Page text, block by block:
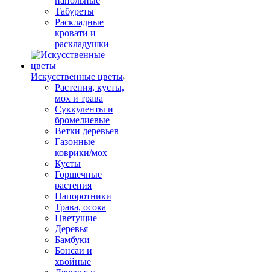
Табуреты
Раскладные
кровати и
раскладушки
Искусственные цветы
Растения, кусты,
мох и трава
Суккуленты и
бромелиевые
Ветки деревьев
Газонные
коврики/мох
Кусты
Горшечные
растения
Папоротники
Трава, осока
Цветущие
Деревья
Бамбуки
Бонсаи и
хвойные